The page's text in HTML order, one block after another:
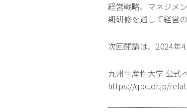
経営戦略、マネジメ
期研修を通して経営
次回開講は、2024年4
九州生産性大学 公式
https://qpc.or.jp/